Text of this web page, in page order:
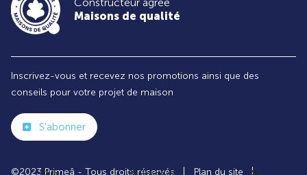
Maisons de qualité
Inscrivez-vous et recevez nos promotions ainsi que des
conseils pour votre projet de maison
S'abonner
©2023 Primeâ - Tous droits réservés Plan du site